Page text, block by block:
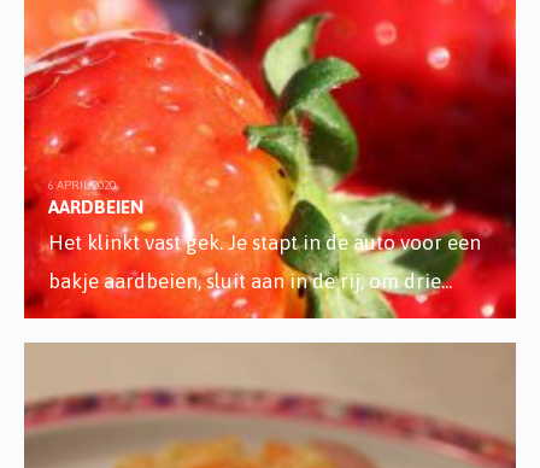
6 APRIL 2020
AARDBEIEN
Het klinkt vast gek. Je stapt in de auto voor een
bakje aardbeien, sluit aan in de rij, om drie...